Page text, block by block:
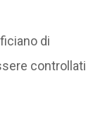
di
controllati